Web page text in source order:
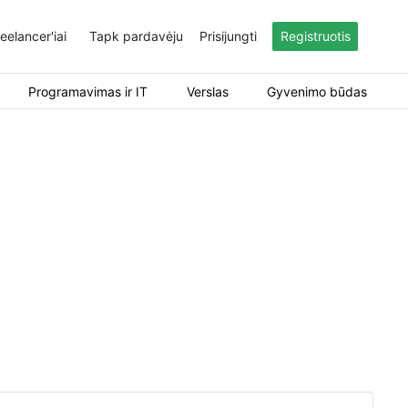
Tapk pardavėju Prisijungti Registruotis
Programavimas ir IT Verslas Gyvenimo būdas